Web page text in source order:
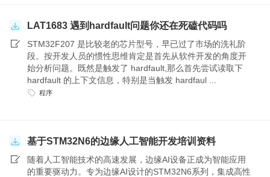
LAT1683 遇到hardfault问题你还在死磕代码吗
STM32F207 是比较老的芯片型号，早已过了市场的洗礼阶
段。按开发人员的惯性思维肯定是首先从软件开发的角度开
始分析问题。既然是触发了 hardfault,那么首先尝试读取下
hardfault 的上下文信息，特别是当触发 hardfaul ...
程序
基于STM32N6的边缘人工智能开发培训资料
随着人工智能技术的高速发展，边缘AI设备正成为智能应用
的重要驱动力。专为边缘AI设计的STM32N6系列，集成高性